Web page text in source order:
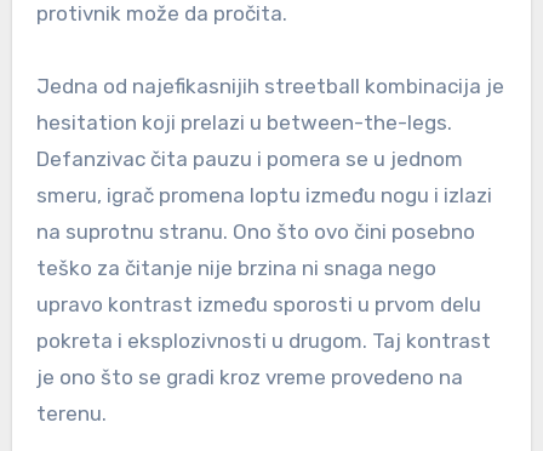
protivnik može da pročita.
Jedna od najefikasnijih streetball kombinacija je
hesitation koji prelazi u between-the-legs.
Defanzivac čita pauzu i pomera se u jednom
smeru, igrač promena loptu između nogu i izlazi
na suprotnu stranu. Ono što ovo čini posebno
teško za čitanje nije brzina ni snaga nego
upravo kontrast između sporosti u prvom delu
pokreta i eksplozivnosti u drugom. Taj kontrast
je ono što se gradi kroz vreme provedeno na
terenu.